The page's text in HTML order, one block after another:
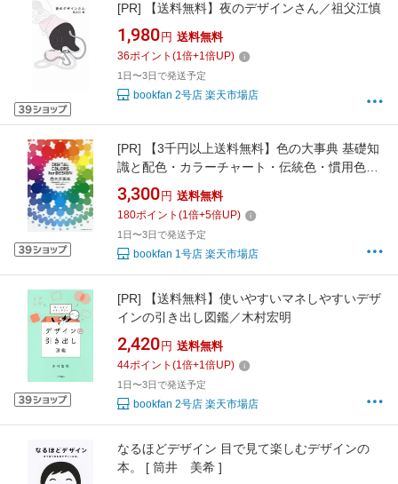
[PR] 【送料無料】夜のデザインさん／祖父江慎
1,980 円 送料無料
36ポイント (1倍+1倍UP)
1日〜3日で発送予定
bookfan 2号店 楽天市場店
[PR]
【3千円以上送料無料】色の大事典 基礎知
識と配色・カラーチャート・伝統色・慣用色名
DIGITAL COLORS for DESIGN／井上のきあ
3,300 円 送料無料
180ポイント (1倍+5倍UP)
1日〜3日で発送予定
bookfan 1号店 楽天市場店
[PR]
【送料無料】使いやすいマネしやすいデザ
インの引き出し図鑑／木村宏明
2,420 円 送料無料
44ポイント (1倍+1倍UP)
1日〜3日で発送予定
bookfan 2号店 楽天市場店
なるほどデザイン 目で見て楽しむデザインの
本。 [ 筒井 美希 ]